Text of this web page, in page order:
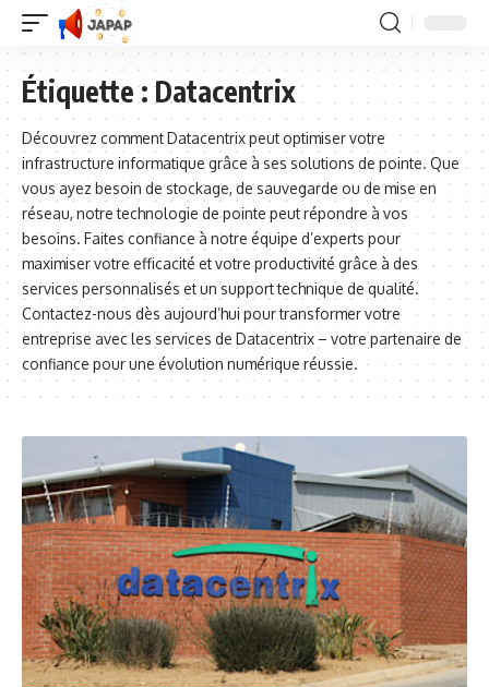
Étiquette :Datacentrix
Découvrez comment Datacentrix peut optimiser votre
infrastructure informatique grâce à ses solutions de pointe. Que
vous ayez besoin de stockage, de sauvegarde ou de mise en
réseau, notre technologie de pointe peut répondre à vos
besoins. Faites confiance à notre équipe d’experts pour
maximiser votre efficacité et votre productivité grâce à des
services personnalisés et un support technique de qualité.
Contactez-nous dès aujourd’hui pour transformer votre
entreprise avec les services de Datacentrix – votre partenaire de
confiance pour une évolution numérique réussie.